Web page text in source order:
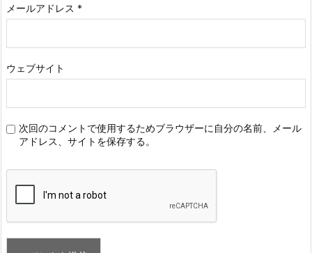
メールアドレス *
ウェブサイト
次回のコメントで使用するためブラウザーに自分の名前、メール
アドレス、サイトを保存する。